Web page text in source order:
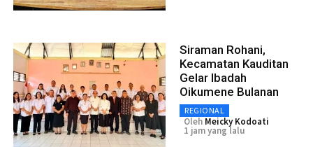
Siraman Rohani,
Kecamatan Kauditan
Gelar Ibadah
Oikumene Bulanan
REGIONAL
Oleh Meicky Kodoati
1 jam yang lalu